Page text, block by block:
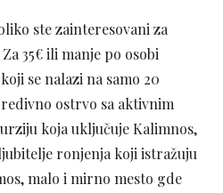
ste zainteresovani za
35€ ili manje po osobi
se nalazi na samo 20
ostrvo sa aktivnim
koja uključuje Kalimnos,
ronjenja koji istražuju
malo i mirno mesto gde